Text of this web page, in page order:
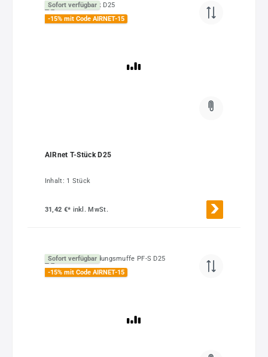
Sofort verfügbar
-15% mit Code AIRNET-15
AIRnet T-Stück D25
Inhalt: 1 Stück
31,42 €* inkl. MwSt.
Sofort verfügbar
-15% mit Code AIRNET-15